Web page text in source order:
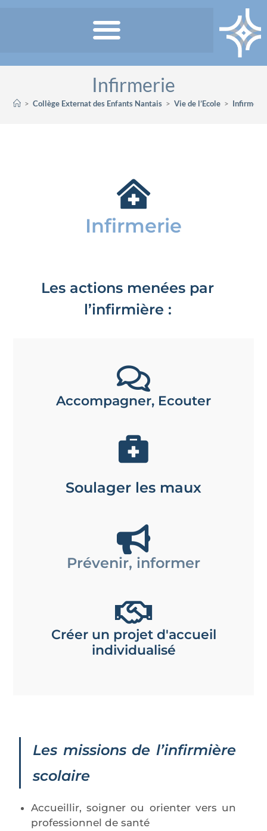
Infirmerie
> Collège Externat des Enfants Nantais > Vie de l’Ecole > Infirmerie
Infirmerie
Les actions menées par
l’infirmière :
Accompagner, Ecouter
Soulager les maux
Prévenir, informer
Créer un projet d'accueil
individualisé​
Les missions de l’infirmière
scolaire
Accueillir, soigner ou orienter vers un
professionnel de santé